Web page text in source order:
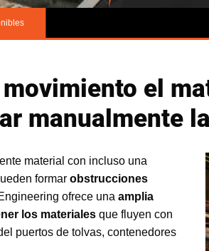
el
manualmente
material con incluso una
formar obstrucciones
ofrece una amplia
los materiales que fluyen con
puertos de tolvas, contenedores